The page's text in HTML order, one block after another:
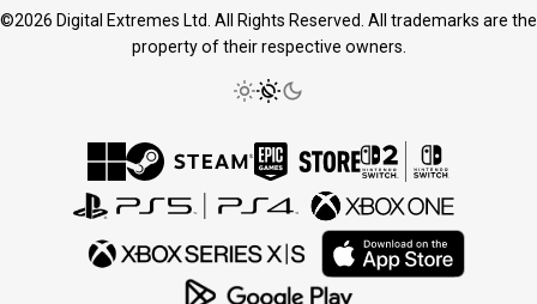
©2026 Digital Extremes Ltd. All Rights Reserved. All trademarks are the
property of their respective owners.